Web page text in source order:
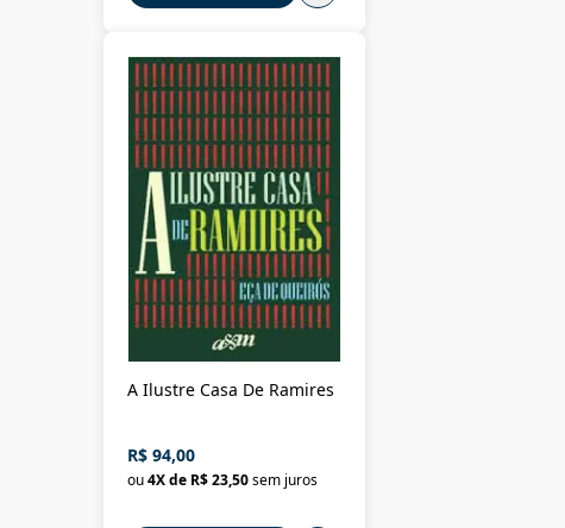
A Ilustre Casa De Ramires
R$ 94,00
ou4X de R$ 23,50sem juros